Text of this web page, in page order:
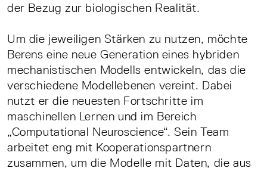
der Bezug zur biologischen Realität.
Um die jeweiligen Stärken zu nutzen, möchte
Berens eine neue Generation eines hybriden
mechanistischen Modells entwickeln, das die
verschiedene Modellebenen vereint. Dabei
nutzt er die neuesten Fortschritte im
maschinellen Lernen und im Bereich
„Computational Neuroscience“. Sein Team
arbeitet eng mit Kooperationspartnern
zusammen, um die Modelle mit Daten, die aus